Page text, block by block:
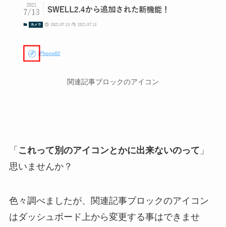
関連記事ブロックのアイコン
「 これって別のアイコンとかに出来ないのって 」
思いませんか？
色々調べましたが、関連記事ブロックのアイコン
はダッシュボード上から変更する事はできませ